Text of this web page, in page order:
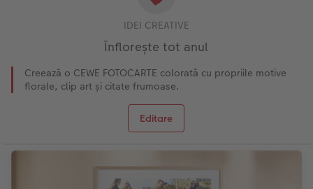
IDEI CREATIVE
Înflorește tot anul
Creează o CEWE FOTOCARTE colorată cu propriile motive
florale, clip art și citate frumoase.
Editare